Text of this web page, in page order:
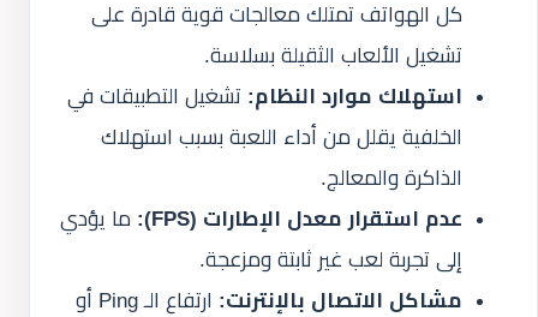
كل الهواتف تمتلك معالجات قوية قادرة على
تشغيل الألعاب الثقيلة بسلاسة.
استهلاك موارد النظام: تشغيل التطبيقات في
الخلفية يقلل من أداء اللعبة بسبب استهلاك
الذاكرة والمعالج.
عدم استقرار معدل الإطارات (FPS):
ما يؤدي
إلى تجربة لعب غير ثابتة ومزعجة.
مشاكل الاتصال بالإنترنت:
ارتفاع الـ Ping أو